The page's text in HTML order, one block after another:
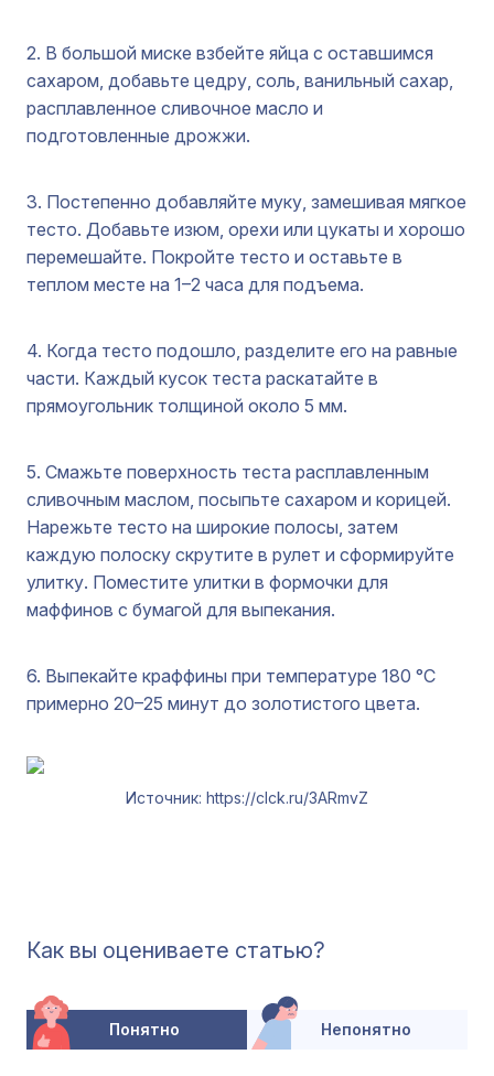
2. В большой миске взбейте яйца с оставшимся
сахаром, добавьте цедру, соль, ванильный сахар,
расплавленное сливочное масло и
подготовленные дрожжи.
3. Постепенно добавляйте муку, замешивая мягкое
тесто. Добавьте изюм, орехи или цукаты и хорошо
перемешайте. Покройте тесто и оставьте в
теплом месте на 1–2 часа для подъема.
4. Когда тесто подошло, разделите его на равные
части. Каждый кусок теста раскатайте в
прямоугольник толщиной около 5 мм.
5. Смажьте поверхность теста расплавленным
сливочным маслом, посыпьте сахаром и корицей.
Нарежьте тесто на широкие полосы, затем
каждую полоску скрутите в рулет и сформируйте
улитку. Поместите улитки в формочки для
маффинов с бумагой для выпекания.
6. Выпекайте краффины при температуре 180 °C
примерно 20–25 минут до золотистого цвета.
Источник: https://clck.ru/3ARmvZ
Как вы оцениваете статью?
Понятно Непонятно